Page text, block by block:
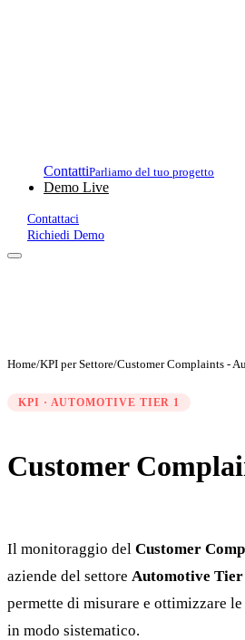
ContattiParliamo del tuo progetto
Demo Live
Contattaci
Richiedi Demo
Home/KPI per Settore/Customer Complaints -
KPI · AUTOMOTIVE TIER 1
Customer
Il monitoraggio del Customer
aziende del settore Automotive Tier
permette di misurare e ottimizzare
in modo sistematico.